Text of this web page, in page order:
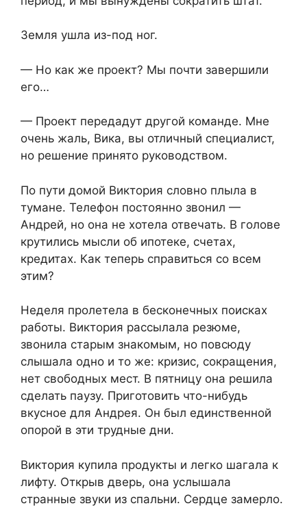
Земля ушла из-под ног.
— Но как же проект? Мы почти завершили
его…
— Проект передадут другой команде. Мне
очень жаль, Вика, вы отличный специалист,
но решение принято руководством.
По пути домой Виктория словно плыла в
тумане. Телефон постоянно звонил —
Андрей, но она не хотела отвечать. В голове
крутились мысли об ипотеке, счетах,
кредитах. Как теперь справиться со всем
этим?
Неделя пролетела в бесконечных поисках
работы. Виктория рассылала резюме,
звонила старым знакомым, но повсюду
слышала одно и то же: кризис, сокращения,
нет свободных мест. В пятницу она решила
сделать паузу. Приготовить что-нибудь
вкусное для Андрея. Он был единственной
опорой в эти трудные дни.
Виктория купила продукты и легко шагала к
лифту. Открыв дверь, она услышала
странные звуки из спальни. Сердце замерло.